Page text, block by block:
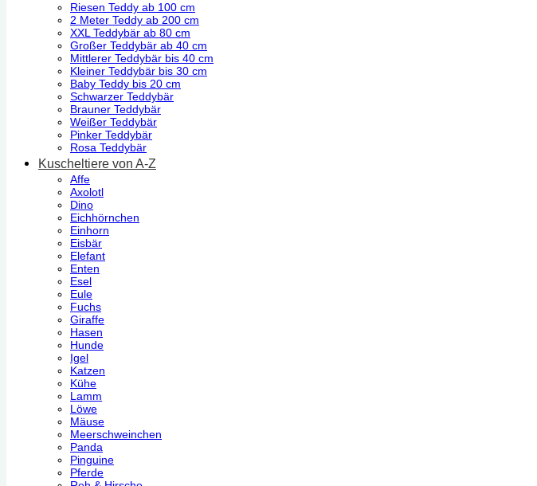
Riesen Teddy ab 100 cm
2 Meter Teddy ab 200 cm
XXL Teddybär ab 80 cm
Großer Teddybär ab 40 cm
Mittlerer Teddybär bis 40 cm
Kleiner Teddybär bis 30 cm
Baby Teddy bis 20 cm
Schwarzer Teddybär
Brauner Teddybär
Weißer Teddybär
Pinker Teddybär
Rosa Teddybär
Kuscheltiere von A-Z
Affe
Axolotl
Dino
Eichhörnchen
Einhorn
Eisbär
Elefant
Enten
Esel
Eule
Fuchs
Giraffe
Hasen
Hunde
Igel
Katzen
Kühe
Lamm
Löwe
Mäuse
Meerschweinchen
Panda
Pinguine
Pferde